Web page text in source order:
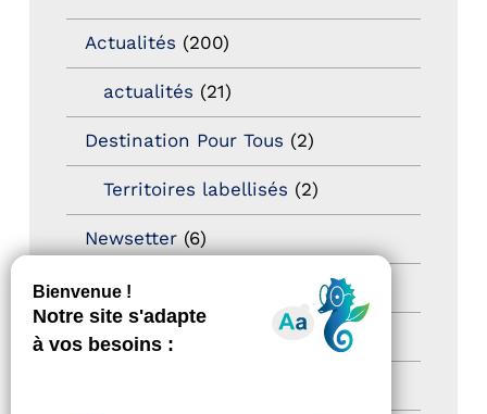
Actualités (200)
actualités (21)
Destination Pour Tous (2)
Territoires labellisés (2)
Newsetter(6)
Newsletter pro
Nos Actions